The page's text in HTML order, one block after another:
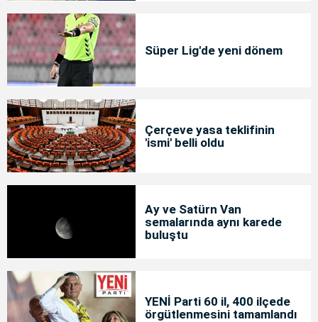
Süper Lig'de yeni dönem
Çerçeve yasa teklifinin
'ismi' belli oldu
Ay ve Satürn Van
semalarında aynı karede
buluştu
YENİ Parti 60 il, 400 ilçede
örgütlenmesini tamamlandı